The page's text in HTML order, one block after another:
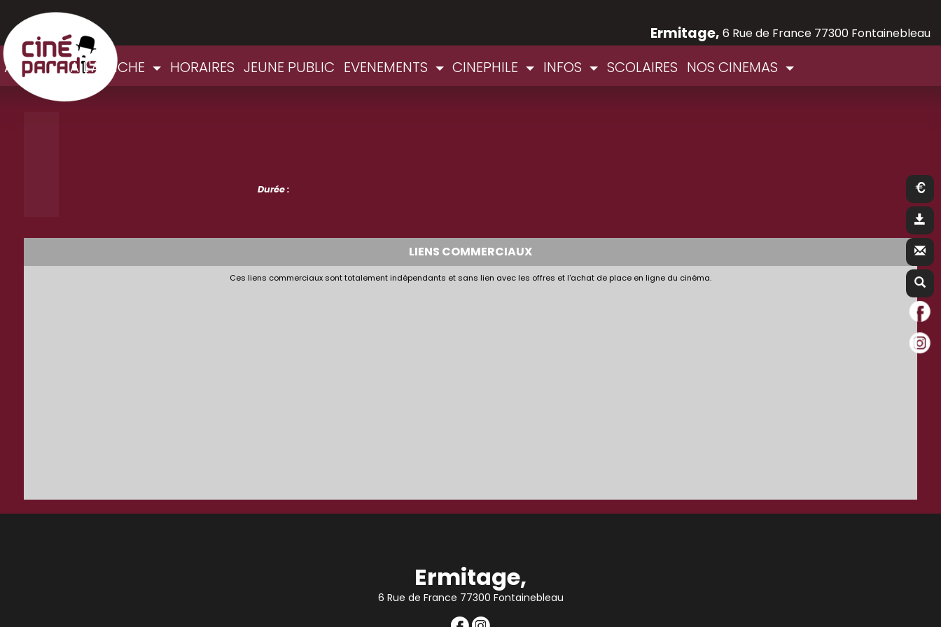
Ermitage, 6 Rue de France 77300 Fontainebleau
ACCUEIL A L'AFFICHE HORAIRES JEUNE PUBLIC EVENEMENTS CINEPHILE INFOS SCOLAIRES NOS CINEMAS
Durée :
LIENS COMMERCIAUX
Ces liens commerciaux sont totalement indépendants et sans lien avec les offres et l'achat de place en ligne du cinéma.
Ermitage,
6 Rue de France 77300 Fontainebleau